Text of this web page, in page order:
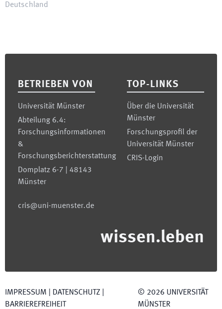
Deutschland
BETRIEBEN VON
Universität Münster
Abteilung 6.4:
Forschungsinformationen
&
Forschungsberichterstattung
Domplatz 6-7 | 48143
Münster
cris@uni-muenster.de
TOP-LINKS
Über die Universität
Münster
Forschungsprofil der
Universität Münster
CRIS-Login
wissen.leben
IMPRESSUM DATENSCHUTZ
BARRIEREFREIHEIT
© 2026 UNIVERSITÄT
MÜNSTER